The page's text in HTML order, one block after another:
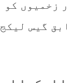
اور زخمیوں کو
گیس لیکج